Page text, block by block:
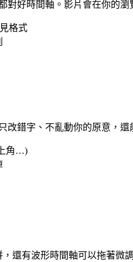
對好時間軸。影片會在你的
格式
改錯字、不亂動你的原意，還
角…)
還有波形時間軸可以拖著微